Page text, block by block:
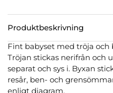
Produktbeskrivning
Fint babyset med tröja och
Tröjan stickas nerifrån och
separat och sys i. Byxan
resår, ben- och
enligt diagram.